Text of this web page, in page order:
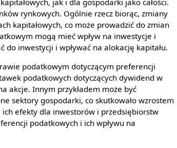
jak i dla gospodarki jako całości.
rynkowych. Ogólnie rzecz biorąc, zmiany
kapitałowych, co może prowadzić do zmian
mogą mieć wpływ na inwestycje i
inwestycji i wpływać na alokację kapitału.
podatkowym dotyczącym preferencji
podatkowych dotyczących dywidend w
akcje. Innym przykładem może być
sektory gospodarki, co skutkowało wzrostem
efekty dla inwestorów i przedsiębiorstw
podatkowych i ich wpływu na